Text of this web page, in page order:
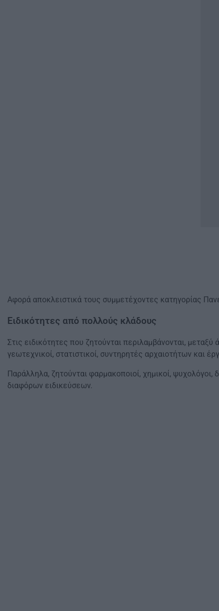
Αφορά αποκλειστικά τους συμμετέχοντες κατηγορίας
Ειδικότητες από πολλούς κλάδους
Στις ειδικότητες που ζητούνται περιλαμβάνονται,
γεωτεχνικοί, στατιστικοί, συντηρητές αρχαιοτήτων και
Παράλληλα, ζητούνται φαρμακοποιοί, χημικοί, ψυχολόγοι,
διαφόρων ειδικεύσεων.